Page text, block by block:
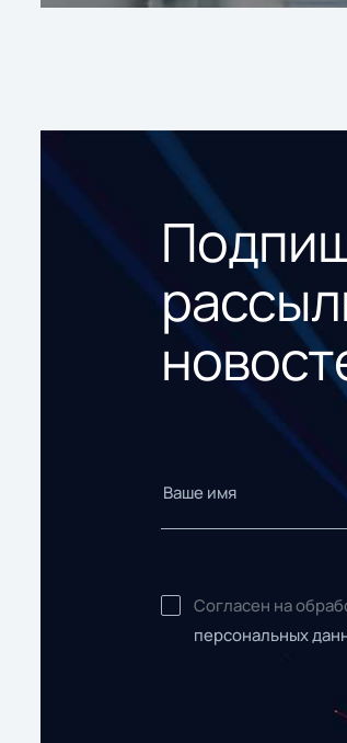
Согласен на
персональных